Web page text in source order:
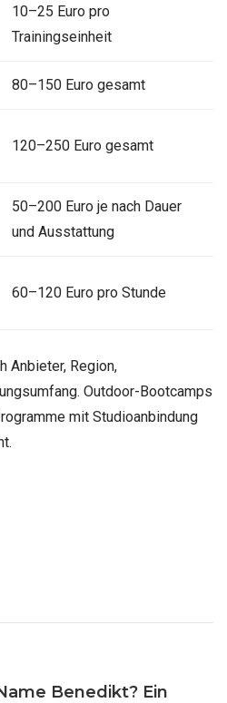
10–25 Euro pro
Trainingseinheit
80–150 Euro gesamt
120–250 Euro gesamt
50–200 Euro je nach Dauer
und Ausstattung
60–120 Euro pro Stunde
Anbieter, Region,
Outdoor-Bootcamps
mit Studioanbindung
Benedikt? Ein